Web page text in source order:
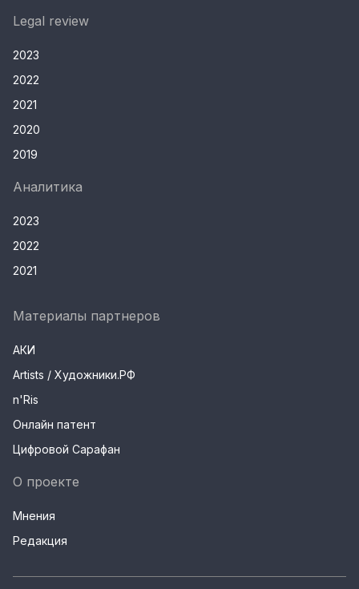
Legal review
2023
2022
2021
2020
2019
Аналитика
2023
2022
2021
Материалы партнеров
АКИ
Artists / Художники.РФ
n'Ris
Онлайн патент
Цифровой Сарафан
О проекте
Мнения
Редакция